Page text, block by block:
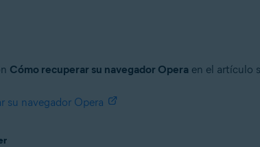
Cómo recuperar su navegador Operaen el artículo
su navegador Opera